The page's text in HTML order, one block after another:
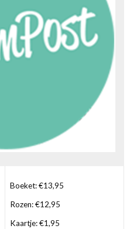
Boeket: €13,95
Rozen: €12,95
Kaartje: €1,95